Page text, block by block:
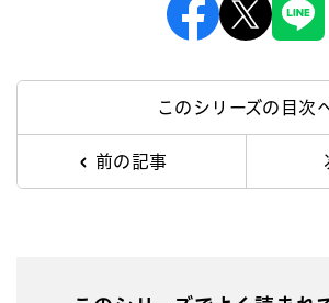
このシリーズの目次
前の記事